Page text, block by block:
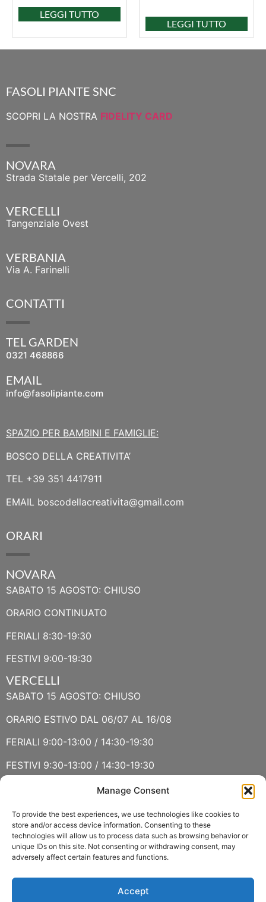
Manage Consent
To provide the best experiences, we use technologies like cookies to
store and/or access device information. Consenting to these
technologies will allow us to process data such as browsing behavior or
unique IDs on this site. Not consenting or withdrawing consent, may
adversely affect certain features and functions.
Accept
LEGGI TUTTO
LEGGI TUTTO
FASOLI PIANTE SNC
SCOPRI LA NOSTRA FIDELITY CARD
NOVARA
Strada Statale per Vercelli, 202
VERCELLI
Tangenziale Ovest
VERBANIA
Via A. Farinelli
CONTATTI
TEL GARDEN
0321 468866
EMAIL
info@fasolipiante.com
SPAZIO PER BAMBINI E FAMIGLIE:
BOSCO DELLA CREATIVITA’
TEL +39 351 4417911
EMAIL boscodellacreativita@gmail.com
ORARI
NOVARA
SABATO 15 AGOSTO: CHIUSO
ORARIO CONTINUATO
FERIALI 8:30-19:30
FESTIVI 9:00-19:30
VERCELLI
SABATO 15 AGOSTO: CHIUSO
ORARIO ESTIVO DAL 06/07 AL 16/08
FERIALI 9:00-13:00 / 14:30-19:30
FESTIVI 9:30-13:00 / 14:30-19:30
SABATO 15 AGOSTO E DOMENICA 16 AGOSTO: CHIUSO
ORARIO ESTIVO LUGLIO E AGOSTO
FERIALI 8:30-13:00 / 15:00-19:00
FESTIVI 8:30-12:30